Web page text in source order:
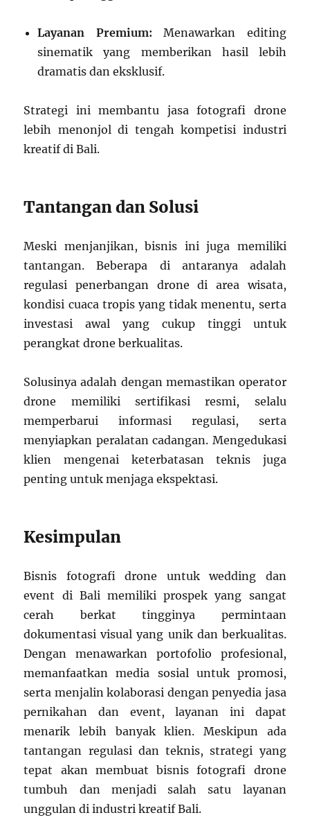
Layanan Premium: Menawarkan editing
sinematik yang memberikan hasil lebih
dramatis dan eksklusif.
Strategi ini membantu jasa fotografi drone
lebih menonjol di tengah kompetisi industri
kreatif di Bali.
Tantangan dan Solusi
Meski menjanjikan, bisnis ini juga memiliki
tantangan. Beberapa di antaranya adalah
regulasi penerbangan drone di area wisata,
kondisi cuaca tropis yang tidak menentu, serta
investasi awal yang cukup tinggi untuk
perangkat drone berkualitas.
Solusinya adalah dengan memastikan operator
drone memiliki sertifikasi resmi, selalu
memperbarui informasi regulasi, serta
menyiapkan peralatan cadangan. Mengedukasi
klien mengenai keterbatasan teknis juga
penting untuk menjaga ekspektasi.
Kesimpulan
Bisnis fotografi drone untuk wedding dan
event di Bali memiliki prospek yang sangat
cerah berkat tingginya permintaan
dokumentasi visual yang unik dan berkualitas.
Dengan menawarkan portofolio profesional,
memanfaatkan media sosial untuk promosi,
serta menjalin kolaborasi dengan penyedia jasa
pernikahan dan event, layanan ini dapat
menarik lebih banyak klien. Meskipun ada
tantangan regulasi dan teknis, strategi yang
tepat akan membuat bisnis fotografi drone
tumbuh dan menjadi salah satu layanan
unggulan di industri kreatif Bali.